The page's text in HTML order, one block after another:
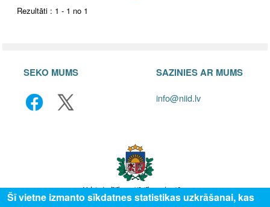
Rezultāti : 1 - 1 no 1
SEKO MUMS SAZINIES AR MUMS
info@niid.lv
Šī vietne izmanto sīkdatnes statistikas uzkrāšanai, kas